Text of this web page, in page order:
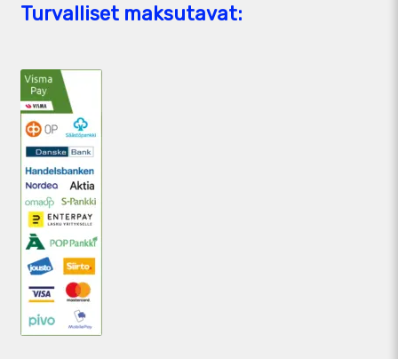
Turvalliset maksutavat: